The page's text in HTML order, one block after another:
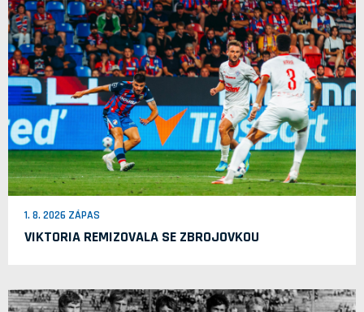
1. 8. 2026 ZÁPAS
VIKTORIA REMIZOVALA SE ZBROJOVKOU